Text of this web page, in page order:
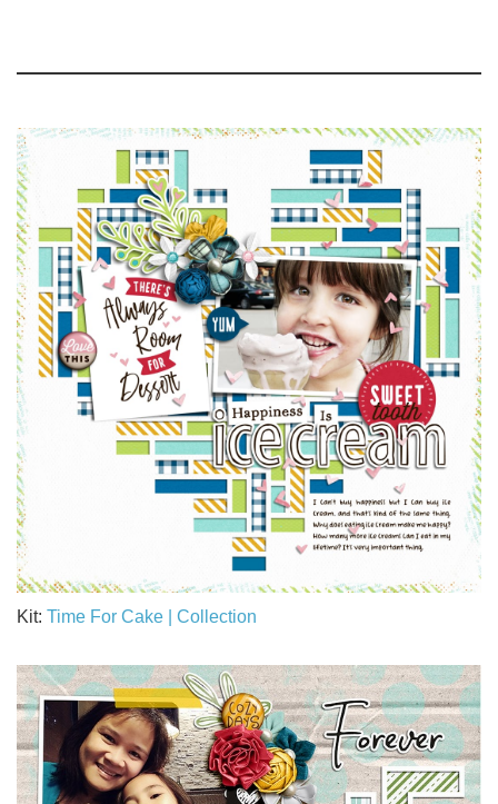
Kit: Time For Cake | Collection